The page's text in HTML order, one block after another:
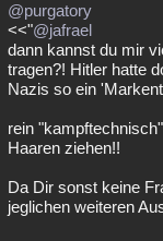
@purgatory
<<"@jafrael
dann kannst du mir
tragen?! Hitler hatte
Nazis so ein
rein
Haaren ziehen!!
Da Dir sonst keine
jeglichen weiteren